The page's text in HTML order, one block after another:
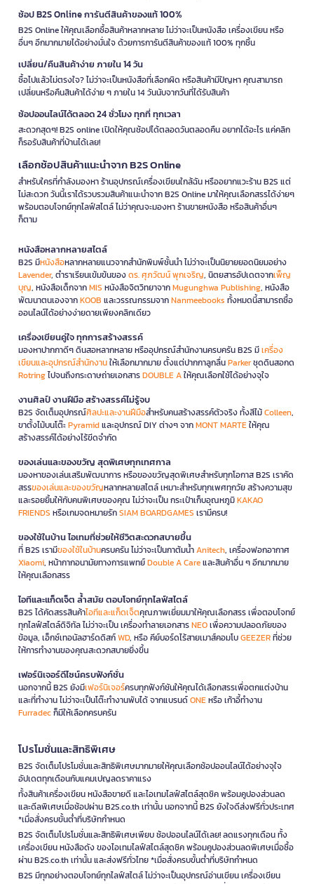
ช้อป B2S Online การันตีสินค้าของแท้ 100%
B2S Online ให้คุณเลือกซื้อสินค้าหลากหลาย ไม่ว่าจะเป็นหนังสือ เครื่องเขียน หรือ
อื่นๆ อีกมากมายได้อย่างมั่นใจ ด้วยการการันตีสินค้าของแท้ 100% ทุกชิ้น
เปลี่ยน/คืนสินค้าง่าย ภายใน 14 วัน
ซื้อไปแล้วไม่ตรงใจ? ไม่ว่าจะเป็นหนังสือที่เลือกผิด หรือสินค้ามีปัญหา คุณสามารถ
เปลี่ยนหรือคืนสินค้าได้ง่าย ๆ ภายใน 14 วันนับจากวันที่ได้รับสินค้า
ช้อปออนไลน์ได้ตลอด 24 ชั่วโมง ทุกที่ ทุกเวลา
สะดวกสุดๆ! B2S online เปิดให้คุณช้อปได้ตลอดวันตลอดคืน อยากได้อะไร แค่คลิก
ก็รอรับสินค้าที่บ้านได้เลย!
เลือกช้อปสินค้าแนะนำจาก B2S Online
สำหรับใครที่กำลังมองหา ร้านอุปกรณ์เครื่องเขียนใกล้ฉัน หรืออยากแวะร้าน B2S แต่
ไม่สะดวก วันนี้เราได้รวบรวมสินค้าแนะนำจาก B2S Online มาให้คุณเลือกสรรได้ง่ายๆ
พร้อมตอบโจทย์ทุกไลฟ์สไตล์ ไม่ว่าคุณจะมองหา ร้านขายหนังสือ หรือสินค้าอื่นๆ
ก็ตาม
หนังสือหลากหลายสไตล์
B2S มีหนังสือหลากหลายแนวจากสำนักพิมพ์ชั้นนำ ไม่ว่าจะเป็นนิยายยอดนิยมอย่าง
Lavender, ตำราเรียนเข้มข้นของดร. ศุภวัฒน์ พุกเจริญ, นิตยสารอัปเดตจากเพ็ญ
บุญ, หนังสือเด็กจากMIS หนังสือจิตวิทยาจากMugunghwa Publishing, หนังสือ
พัฒนาตนเองจากKOOB และวรรณกรรมจากNanmeebooks ทั้งหมดนี้สามารถซื้อ
ออนไลน์ได้อย่างง่ายดายเพียงคลิกเดียว
เครื่องเขียนคู่ใจ ทุกการสร้างสรรค์
มองหาปากกาดีๆ ดินสอหลากหลาย หรืออุปกรณ์สำนักงานครบครัน B2S มีเครื่อง
เขียนและอุปกรณ์สำนักงานให้เลือกมากมาย ตั้งแต่ปากกาลูกลื่นParkerชุดดินสอกด
Rotringไปจนถึงกระดาษถ่ายเอกสารDOUBLE Aให้คุณเลือกใช้ได้อย่างจุใจ
งานศิลป์ งานฝีมือ สร้างสรรค์ไม่รู้จบ
B2S จัดเต็มอุปกรณ์ศิลปะและงานฝีมือสำหรับคนสร้างสรรค์ตัวจริง ทั้งสีไม้Colleen,
ขาตั้งไม้บนโต๊ะPyramidและอุปกรณ์ DIY ต่างๆ จากMONT MARTEให้คุณ
สร้างสรรค์ได้อย่างไร้ขีดจำกัด
ของเล่นและของขวัญ สุดพิเศษทุกเทศกาล
มองหาของเล่นเสริมพัฒนาการ หรือของขวัญสุดพิเศษสำหรับทุกโอกาส B2S เราคัด
สรรของเล่นและของขวัญหลากหลายสไตล์ เหมาะสำหรับทุกเพศทุกวัย สร้างความสุข
และรอยยิ้มให้กับคนพิเศษของคุณ ไม่ว่าจะเป็น กระเป๋าเก็บอุณหภูมิKAKAO
FRIENDS หรือเกมจดหมายรักSIAM BOARDGAMES เรามีครบ!
ของใช้ในบ้าน ไอเทมที่ช่วยให้ชีวิตสะดวกสบายขึ้น
ที่ B2S เรามีของใช้ในบ้านครบครัน ไม่ว่าจะเป็นกาต้มน้ำAnitech, เครื่องฟอกอากาศ
Xiaomi, หน้ากากอนามัยทางการแพทย์Double A Careและสินค้าอื่น ๆ อีกมากมาย
ให้คุณเลือกสรร
ไอทีและแก็ดเจ็ต ล้ำสมัย ตอบโจทย์ทุกไลฟ์สไตล์
B2S ได้คัดสรรสินค้าไอทีและแก็ดเจ็ตคุณภาพเยี่ยมมาให้คุณเลือกสรร เพื่อตอบโจทย์
ทุกไลฟ์สไตล์ดิจิทัล ไม่ว่าจะเป็น เครื่องทำลายเอกสารNEOเพื่อความปลอดภัยของ
ข้อมูล, เอ็กซ์เทอนัลฮาร์ดดิสก์WD, หรือ คีย์บอร์ดไร้สายเมาส์คอมโบGEEZERที่ช่วย
ให้การทำงานของคุณสะดวกสบายยิ่งขึ้น
เฟอร์นิเจอร์ดีไซน์ครบฟังก์ชั่น
นอกจากนี้ B2S ยังมีเฟอร์นิเจอร์ครบทุกฟังก์ชันให้คุณได้เลือกสรรเพื่อตกแต่งบ้าน
และที่ทำงาน ไม่ว่าจะเป็นโต๊ะทำงานพับได้ จากแบรนด์ONEหรือ เก้าอี้ทำงาน
Furradecก็มีให้เลือกครบครัน
โปรโมชั่นและสิทธิพิเศษ
B2S จัดเต็มโปรโมชั่นและสิทธิพิเศษมากมายให้คุณเลือกช้อปออนไลน์ได้อย่างจุใจ
อัปเดตทุกเดือนกับแคมเปญลดราคาแรง
ทั้งสินค้าเครื่องเขียน หนังสือขายดี และไอเทมไลฟ์สไตล์สุดชิค พร้อมคูปองส่วนลด
และดีลพิเศษเมื่อช้อปผ่าน B2S.co.th เท่านั้น นอกจากนี้ B2S ยังใจดีส่งฟรีทั่วประเทศ
*เมื่อสั่งครบขั้นต่ำที่บริษัทกำหนด
B2S จัดเต็มโปรโมชั่นและสิทธิพิเศษเพียบ ช้อปออนไลน์ได้เลย! ลดแรงทุกเดือน ทั้ง
เครื่องเขียน หนังสือดัง ของไอเทมไลฟ์สไตล์สุดชิค พร้อมคูปองส่วนลดพิเศษเมื่อซื้อ
ผ่าน B2S.co.th เท่านั้น และส่งฟรีทั่วไทย *เมื่อสั่งครบขั้นต่ำที่บริษัทกำหนด
B2S มีทุกอย่างตอบโจทย์ทุกไลฟ์สไตล์ ไม่ว่าจะเป็นอุปกรณ์อ่านเขียน เครื่องเขียน